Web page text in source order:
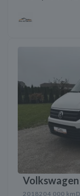
2018204 000 km